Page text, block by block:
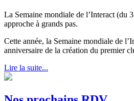
La Semaine mondiale de l’Interact (du
approche à grands pas.
Cette année, la Semaine mondiale de
anniversaire de la création du premier
Lire la suite...